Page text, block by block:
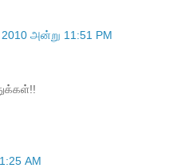
அன்று 11:51 PM
AM